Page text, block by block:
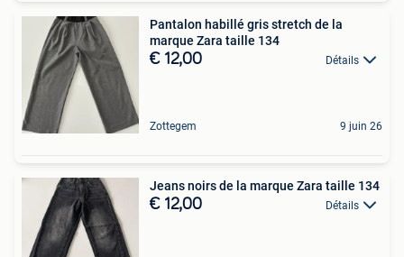
Pantalon habillé gris stretch de la
marque Zara taille 134
€ 12,00 Détails
Zottegem 9 juin 26
Jeans noirs de la marque Zara taille 134
€ 12,00 Détails